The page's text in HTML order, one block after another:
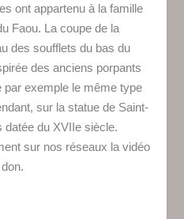
ont appartenu à la famille
Faou. La coupe de la
des soufflets du bas du
des anciens porpants
exemple le même type
sur la statue de Saint-
datée du XVIIe siècle.
sur nos réseaux la vidéo